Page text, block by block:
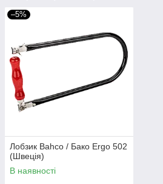
–5%
Лобзик Bahco / Бако Ergo 502
(Швеція)
В наявності